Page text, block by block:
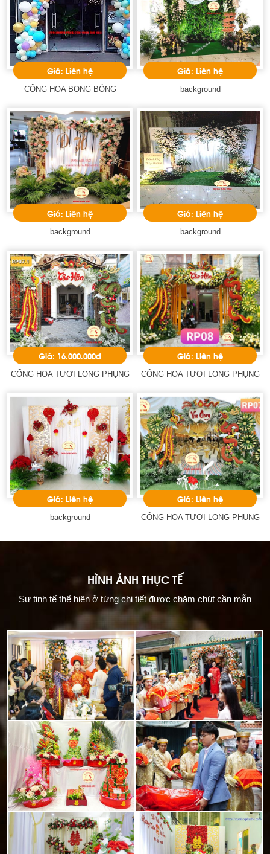
Giá: Liên hệ
CỔNG HOA BONG BÓNG
Giá: Liên hệ
background
Giá: Liên hệ
background
Giá: Liên hệ
background
Giá: 16.000.000đ
CỔNG HOA TƯƠI LONG PHỤNG
Giá: Liên hệ
CỔNG HOA TƯƠI LONG PHỤNG
Giá: Liên hệ
background
Giá: Liên hệ
CỔNG HOA TƯƠI LONG PHỤNG
HÌNH ẢNH THỰC TẾ
Sự tinh tế thể hiện ở từng chi tiết được chăm chút cần mẫn